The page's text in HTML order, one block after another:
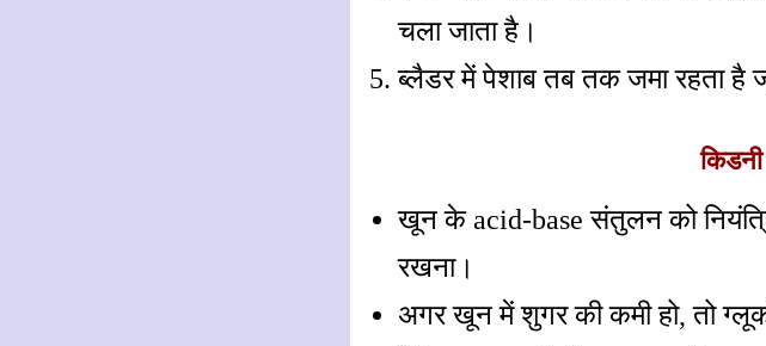
चला जाता है।
ब्लैडर में पेशाब तब तक जमा रहता है
खून के acid-base संतुलन को
रखना।
अगर खून में शुगर की कमी हो, तो